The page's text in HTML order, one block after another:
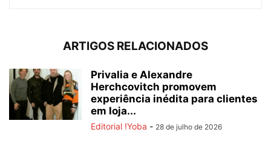
ARTIGOS RELACIONADOS
Privalia e Alexandre
Herchcovitch promovem
experiência inédita para clientes
em loja...
Editorial !Yoba - 28 de julho de 2026